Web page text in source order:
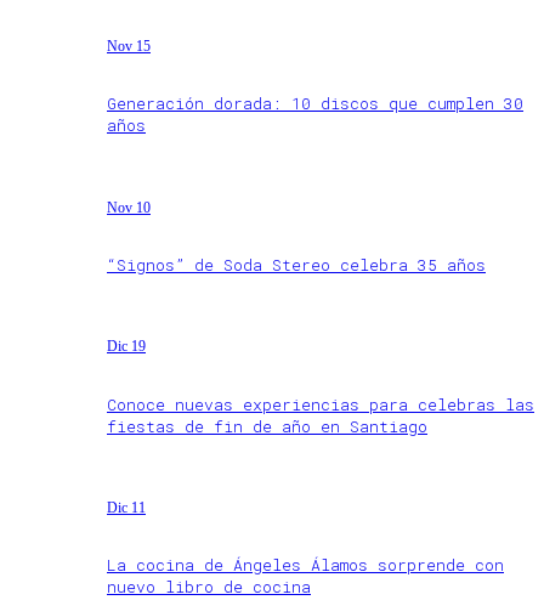
Nov 15
Generación dorada: 10 discos que cumplen 30
años
Nov 10
“Signos” de Soda Stereo celebra 35 años
Dic 19
Conoce nuevas experiencias para celebras las
fiestas de fin de año en Santiago
Dic 11
La cocina de Ángeles Álamos sorprende con
nuevo libro de cocina